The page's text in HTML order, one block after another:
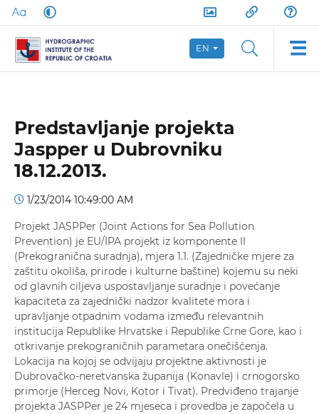
EN
Predstavljanje projekta
Jaspper u Dubrovniku
18.12.2013.
1/23/2014 10:49:00 AM
Projekt JASPPer (Joint Actions for Sea Pollution
Prevention) je EU/IPA projekt iz komponente II
(Prekogranična suradnja), mjera 1.1. (Zajedničke mjere za
zaštitu okoliša, prirode i kulturne baštine) kojemu su neki
od glavnih ciljeva uspostavljanje suradnje i povećanje
kapaciteta za zajednički nadzor kvalitete mora i
upravljanje otpadnim vodama između relevantnih
institucija Republike Hrvatske i Republike Crne Gore, kao i
otkrivanje prekograničnih parametara onečišćenja.
Lokacija na kojoj se odvijaju projektne aktivnosti je
Dubrovačko-neretvanska županija (Konavle) i crnogorsko
primorje (Herceg Novi, Kotor i Tivat). Predviđeno trajanje
projekta JASPPer je 24 mjeseca i provedba je započela u